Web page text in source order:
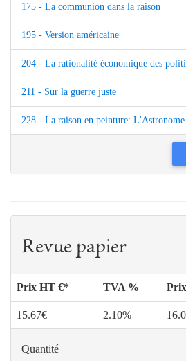
175 - La communion dans la raison
195 - Version américaine
204 - La rationalité économique des
211 - Sur la guerre juste
228 - La raison en peinture: L'Astronome
Revue papier
Prix HT €* TVA %
15.67€ 2.10%
Quantité